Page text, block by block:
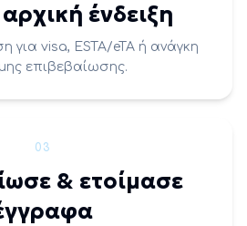
ένδειξη
για visa, ESTA/eTA ή ανάγκη
επιβεβαίωσης.
03
& ετοίμασε